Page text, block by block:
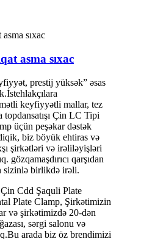
asma sıxac
prestij yüksək” əsas
keyfiyyətli mallar, tez
topdansatışı Çin LC Tipi
üçün peşəkar dəstək
biz böyük ehtiras və
şirkətləri və irəliləyişləri
gözqamaşdırıcı qarşıdan
sizinlə birlikdə irəli.
Çin Cdd Şaquli Plate
Plate Clamp, Şirkətimizin
və şirkətimizdə 20-dən
sərgi salonu və
arada biz öz brendimizi